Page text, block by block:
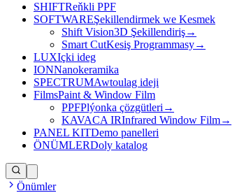
SHIFTReňkli PPF
SOFTWAREŞekillendirmek we Kesmek
Shift Vision3D Şekillendiriş→
Smart CutKesiş Programmasy→
LUXIçki ideg
IONNanokeramika
SPECTRUMAwtoulag ideji
FilmsPaint & Window Film
PPFPlýonka çözgütleri →
KAVACA IRInfrared Window Film→
PANEL KITDemo panelleri
ÖNÜMLERDoly katalog
Önümler